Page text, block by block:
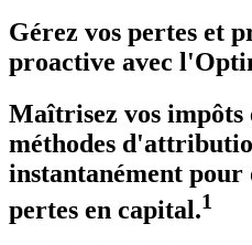
Gérez vos pertes et
proactive avec
Maîtrisez vos impôts
méthodes
instantanément pour
pertes en capital.1